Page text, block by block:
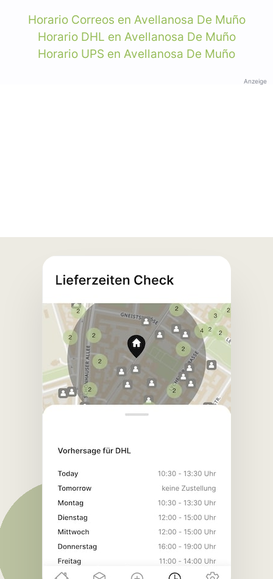
Horario Correos en Avellanosa De Muño
Horario DHL en Avellanosa De Muño
Horario UPS en Avellanosa De Muño
Anzeige